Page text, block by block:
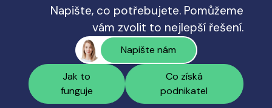
Napište, co potřebujete. Pomůžeme
vám zvolit to nejlepší řešení.
Napište nám
Jak to
funguje
Co získá
podnikatel